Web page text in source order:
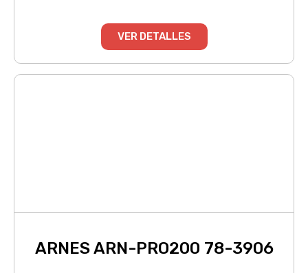
VER DETALLES
ARNES ARN-PRO200 78-3906